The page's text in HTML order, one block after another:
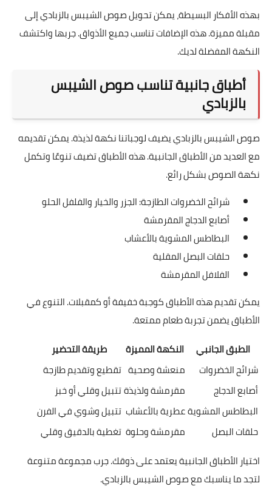
بهذه الأفكار البسيطة، يمكن تحويل صوص الشيبس بالزبادي إلى
مقبلة مميزة. هذه الإضافات تناسب جميع الأذواق. جربها واكتشف
النكهة المفضلة لديك.
أطباق جانبية تناسب صوص الشيبس
بالزبادي
صوص الشيبس بالزبادي يضيف لوجباتنا نكهة لذيذة. يمكن تقديمه
مع العديد من الأطباق الجانبية. هذه الأطباق تضيف تنوعًا وتكمل
نكهة الصوص بشكل رائع.
شرائح الخضروات الطازجة: الجزر والخيار والفلفل الحلو
أصابع الدجاج المقرمشة
البطاطس المشوية بالأعشاب
حلقات البصل المقلية
الفلافل المقرمشة
يمكن تقديم هذه الأطباق كوجبة خفيفة أو كمقبلات. التنوع في
الأطباق يضمن تجربة طعام ممتعة.
الطبق الجانبي
النكهة المميزة
طريقة التحضير
شرائح الخضروات
منعشة وصحية تقطيع وتقديم طازجة
أصابع الدجاج
مقرمشة ولذيذةتتبيل وقلي أو خبز
البطاطس المشويةعطرية بالأعشاب تتبيل وشوي في الفرن
حلقات البصل
مقرمشة وحلوة تغطية بالدقيق وقلي
اختيار الأطباق الجانبية يعتمد على ذوقك. جرب مجموعة متنوعة
لتجد ما يناسبك مع صوص الشيبس بالزبادي.